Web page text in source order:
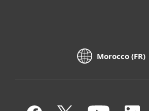
Morocco (FR)